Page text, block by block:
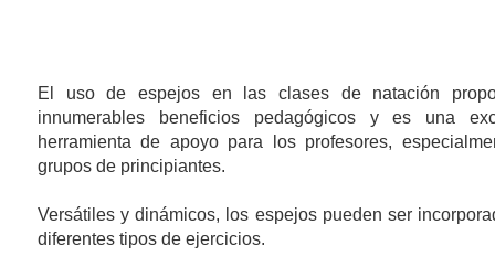
El uso de espejos en las clases de natación
innumerables beneficios pedagógicos y es una
herramienta de apoyo para los profesores,
grupos de principiantes.
Versátiles y dinámicos, los espejos pueden ser
diferentes tipos de ejercicios.